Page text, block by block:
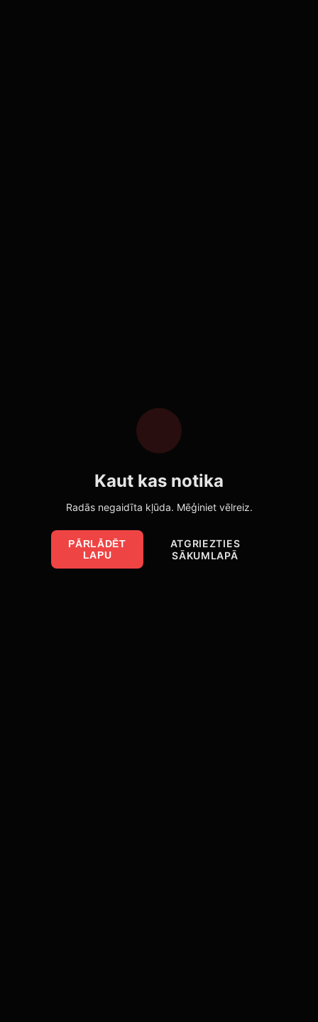
Kaut kas notika
Radās negaidīta kļūda. Mēģiniet vēlreiz.
PĀRLĀDĒT
LAPU
ATGRIEZTIES
SĀKUMLAPĀ